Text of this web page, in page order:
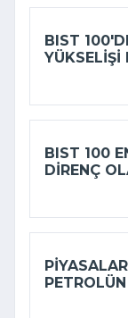
BIST
YÜKSELIŞI
BIST 100
DIRENÇ